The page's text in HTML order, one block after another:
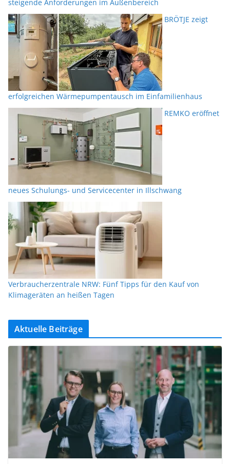
steigende Anforderungen im Außenbereich
BRÖTJE zeigt
erfolgreichen Wärmepumpentausch im Einfamilienhaus
REMKO eröffnet
neues Schulungs- und Servicecenter in Illschwang
Verbraucherzentrale NRW: Fünf Tipps für den Kauf von
Klimageräten an heißen Tagen
Aktuelle Beiträge